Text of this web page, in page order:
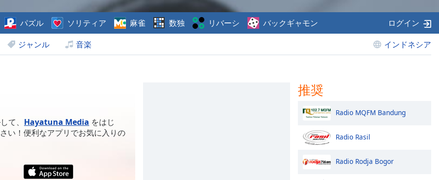
ジャンル 音楽 インドネシア
パズル ソリティア 麻雀 数独 リバーシ バックギャモン ログイン
て、 Hayatuna Media をはじ
い！便利なアプリでお気に入りの
推奨
Radio MQFM Bandung
Radio Rasil
Radio Rodja Bogor